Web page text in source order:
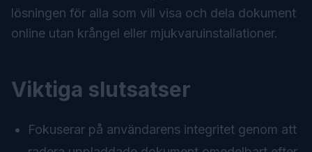
lösningen för alla som vill visa och dela dokument
online utan krångel eller mjukvaruinstallationer.
Viktiga slutsatser
Fokuserar på användarens integritet genom att